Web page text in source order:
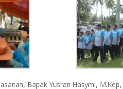
Bapak Yusran Hasymi,